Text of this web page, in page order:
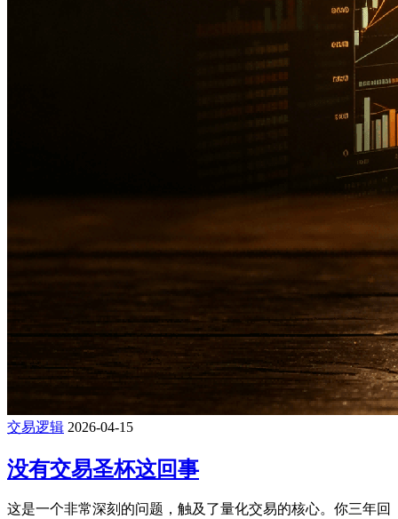
交易逻辑 2026-04-15
没有交易圣杯这回事
这是一个非常深刻的问题，触及了量化交易的核心。你三年回